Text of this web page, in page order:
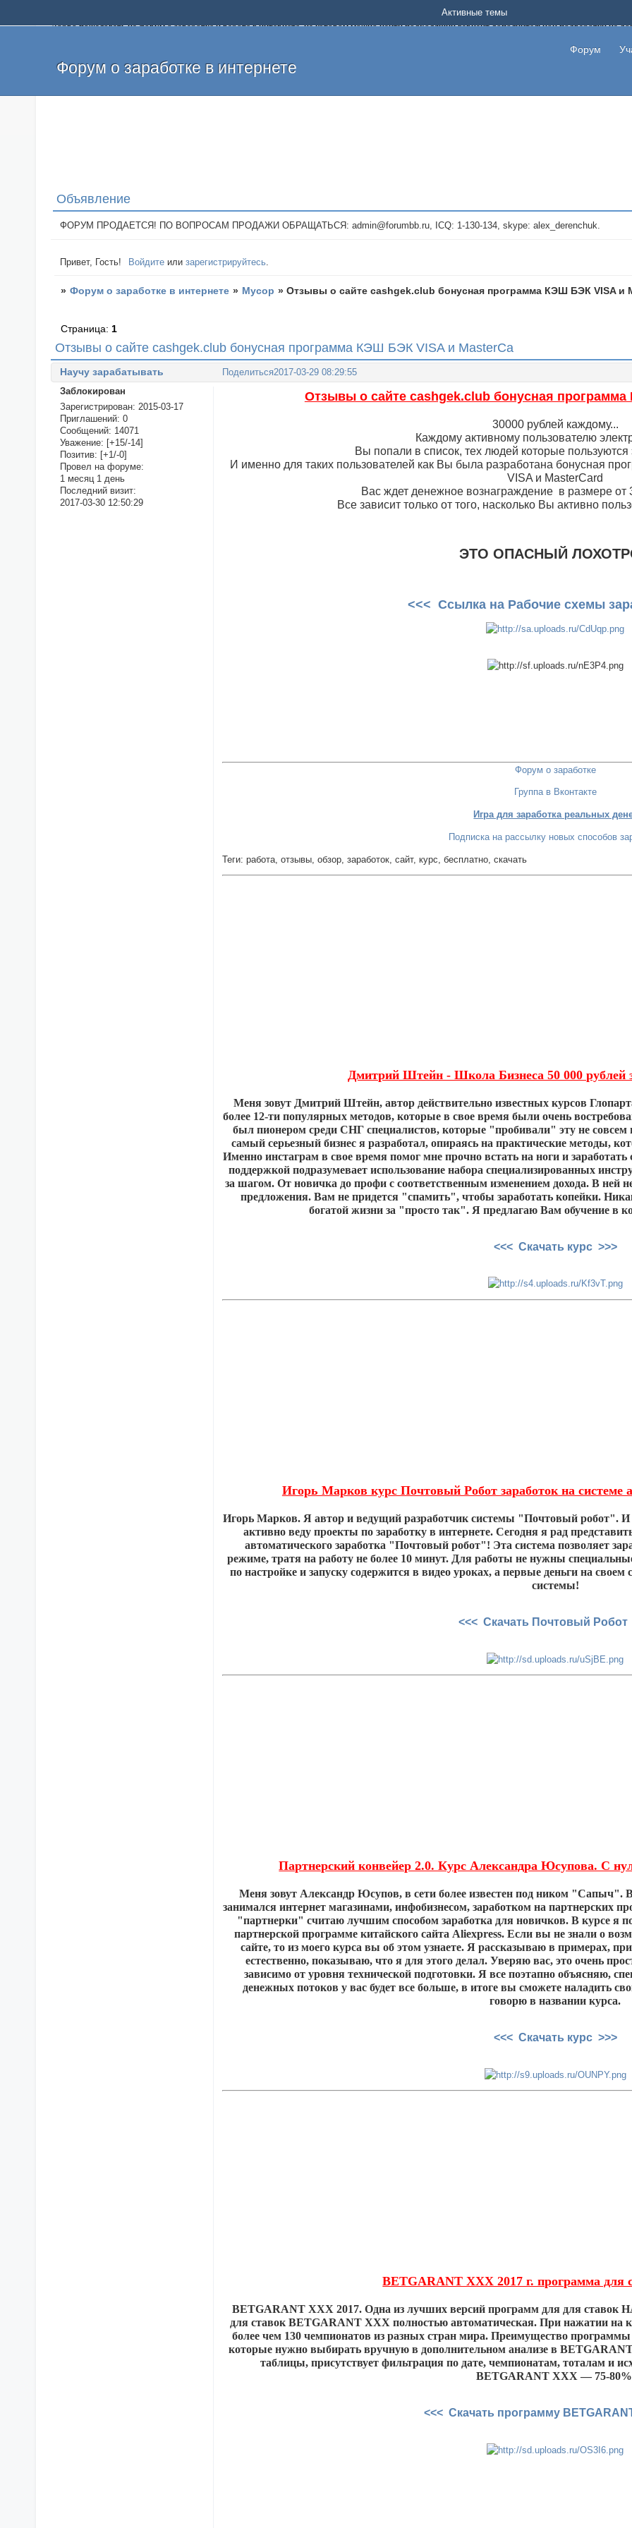
Добро пожаловать на форум о заработке и работе в интернете, на котором можно найти подходящий вариант дополнительной подработки на
и оставлять свои отзывы. Если вы знаете, что определенный проект или сайт не платит, то указывайте в теме что это лохотрон, чтобы другие
легкие деньги без вложений и регистрации уже сегодня. Создавайте новые темы, размещайте объявления со своими пригласительными ссылками
Форум о заработке в интернете
Форум
Активные темы
Объявление
ФОРУМ ПРОДАЕТСЯ! ПО ВОПРОСАМ ПРОДАЖИ ОБРАЩАТЬСЯ: admin@forumbb.ru, ICQ: 1-130-134, skype: alex_derenchuk.
Привет, Гость! Войдите илизарегистрируйтесь.
» Форум о заработке в интернете » Мусор »Отзывы о сайте cashgek.club бонусная программа КЭШ БЭК VISA и
Отзывы о сайте cashgek.club бонусная программа КЭШ БЭК VISA и MasterCa
Страница: 1
Поделиться2017-03-29 08:29:55
Научу зарабатывать
Заблокирован
Зарегистрирован: 2015-03-17
Приглашений: 0
Сообщений: 14071
Уважение: [+15/-14]
Позитив: [+1/-0]
Провел на форуме:
1 месяц 1 день
Последний визит:
2017-03-30 12:50:29
Отзывы о сайте cashgek.club бонусная
30000 рублей каждому...
Каждому активному пользователю
Вы попали в список, тех людей которые
И именно для таких пользователей как Вы была разработана бонусная
VISA и MasterCard
Вас ждет денежное вознаграждение в размере от
Все зависит только от того, насколько Вы активно
ЭТО ОПАСНЫЙ
<<< Ссылка на Рабочие схемы
Форум о заработке
Группа в Вконтакте
Игра для заработка реальных
Подписка на рассылку новых способов
Теги: работа, отзывы, обзор, заработок, сайт, курс, бесплатно, скачать
Дмитрий Штейн - Школа Бизнеса 50 000 рублей
Меня зовут Дмитрий Штейн, автор действительно известных курсов
более 12-ти популярных методов, которые в свое время были очень
был пионером среди СНГ специалистов, которые "пробивали" эту не
самый серьезный бизнес я разработал, опираясь на практические методы,
Именно инстаграм в свое время помог мне прочно встать на ноги и
поддержкой подразумевает использование набора специализированных
за шагом. От новичка до профи с соответственным изменением дохода. В ней
предложения. Вам не придется "спамить", чтобы заработать копейки.
богатой жизни за "просто так". Я предлагаю Вам обучение в
<<< Скачать курс >>>
Игорь Марков курс Почтовый Робот заработок на системе
Игорь Марков. Я автор и ведущий разработчик системы "Почтовый робот". И
активно веду проекты по заработку в интернете. Сегодня я рад
автоматического заработка "Почтовый робот"! Эта система позволяет
режиме, тратя на работу не более 10 минут. Для работы не нужны
по настройке и запуску содержится в видео уроках, а первые деньги на своем
системы!
<<< Скачать Почтовый Робот
Партнерский конвейер 2.0. Курс Александра Юсупова. С
Меня зовут Александр Юсупов, в сети более известен под ником "Сапыч". В
занимался интернет магазинами, инфобизнесом, заработком на партнерских
"партнерки" считаю лучшим способом заработка для новичков. В курсе я
партнерской программе китайского сайта Aliexpress. Если вы не знали о
сайте, то из моего курса вы об этом узнаете. Я рассказываю в примерах,
естественно, показываю, что я для этого делал. Уверяю вас, это очень
зависимо от уровня технической подготовки. Я все поэтапно объясняю,
денежных потоков у вас будет все больше, в итоге вы сможете наладить
говорю в названии курса.
<<< Скачать курс >>>
BETGARANT XXX 2017 г. программа для
BETGARANT ХХХ 2017. Одна из лучших версий программ для для
для ставок BETGARANT ХХХ полностью автоматическая. При нажатии на
более чем 130 чемпионатов из разных стран мира. Преимущество
которые нужно выбирать вручную в дополнительном анализе в
таблицы, присутствует фильтрация по дате, чемпионатам, тоталам и
BETGARANT XXX — 75-
<<< Скачать программу